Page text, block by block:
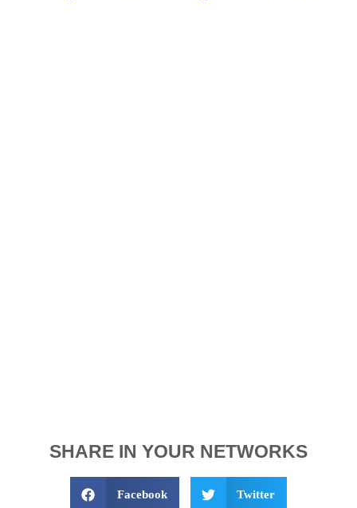
SHARE IN YOUR NETWORKS
Facebook Twitter